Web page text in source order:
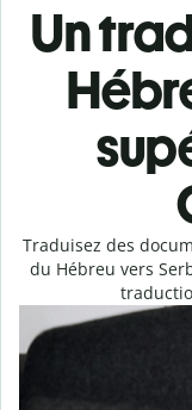
Un
Traduisez des
du Hébreu vers